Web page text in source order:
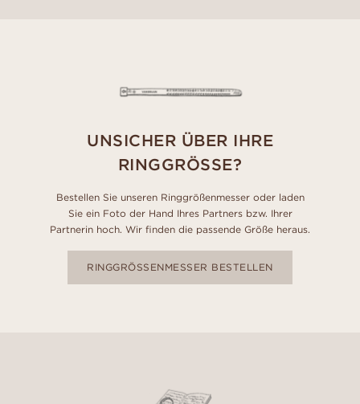
UNSICHER ÜBER IHRE
RINGGRÖSSE?
Bestellen Sie unseren Ringgrößenmesser oder laden
Sie ein Foto der Hand Ihres Partners bzw. Ihrer
Partnerin hoch. Wir finden die passende Größe heraus.
RINGGRÖSSENMESSER BESTELLEN